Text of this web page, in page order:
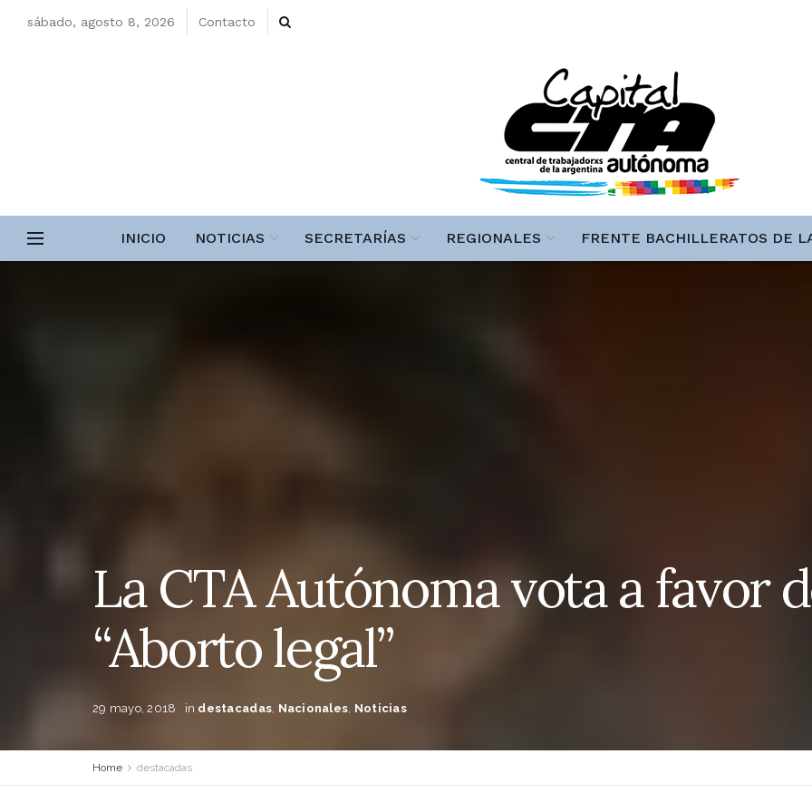
sábado, agosto 8, 2026 Contacto
INICIO NOTICIAS SECRETARÍAS REGIONALES FRENTE BACHILLERATOS DE
La CTA Autónoma vota a favor
“Aborto legal”
29 mayo, 2018 in destacadas, Nacionales, Noticias
Home destacadas